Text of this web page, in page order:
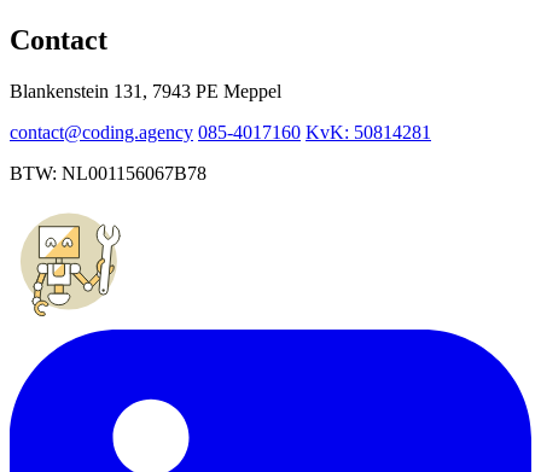
Contact
Blankenstein 131, 7943 PE Meppel
contact@coding.agency 085-4017160 KvK: 50814281
BTW: NL001156067B78